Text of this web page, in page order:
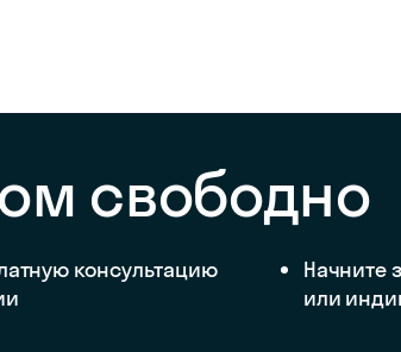
свободно
консультацию
Начните
или